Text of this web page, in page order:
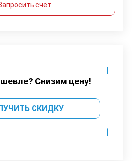
счет
Снизим цену!
СКИДКУ